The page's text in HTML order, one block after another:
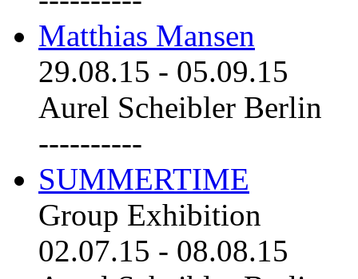
Matthias Mansen
29.08.15 - 05.09.15
Aurel Scheibler Berlin
----------
SUMMERTIME
Group Exhibition
02.07.15 - 08.08.15